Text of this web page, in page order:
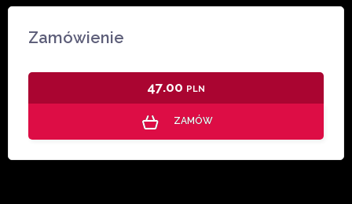
Zamówienie
47.00 PLN
ZAMÓW